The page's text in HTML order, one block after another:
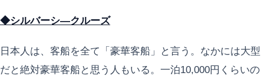
◆シルバーシ―クルーズ
日本人は、客船を全て「豪華客船」と言う。なかには大型
だと絶対豪華客船と思う人もいる。一泊10,000円くらいの